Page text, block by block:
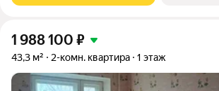
1 988 100 ₽
43,3 м² 2-комн. квартира 1 этаж